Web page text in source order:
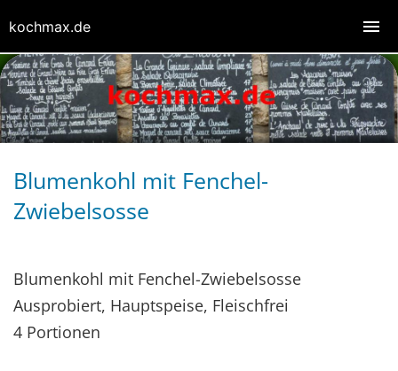
Blumenkohl mit Fenchel-
Zwiebelsosse
Blumenkohl mit Fenchel-Zwiebelsosse
Ausprobiert, Hauptspeise, Fleischfrei
4 Portionen
kochmax.de